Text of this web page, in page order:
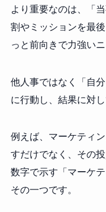
より重要なのは、「
割やミッションを最
っと前向きで力強いニ
他人事ではなく「自
に行動し、結果に対し
例えば、マーケティ
すだけでなく、その
数字で示す「マーケ
その一つです。